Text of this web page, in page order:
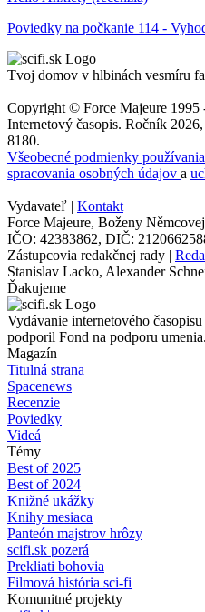
Poviedky na počkanie 114 -
Tvoj domov v hlbinách vesmíru
Copyright © Force Majeure 1995
Internetový časopis. Ročník
8180.
Všeobecné podmienky
spracovania osobných údajov a
Vydavateľ | Kontakt
Force Majeure, Boženy
IČO: 42383862, DIČ:
Zástupcovia redakčnej rady |
Stanislav Lacko, Alexander
Ďakujeme
Vydávanie internetového
podporil Fond na podporu umenia.
Magazín
Titulná strana
Spacenews
Recenzie
Poviedky
Videá
Témy
Best of 2025
Best of 2024
Knižné ukážky
Knihy mesiaca
Panteón majstrov hrôzy
scifi.sk pozerá
Prekliati bohovia
Filmová história sci-fi
Komunitné projekty